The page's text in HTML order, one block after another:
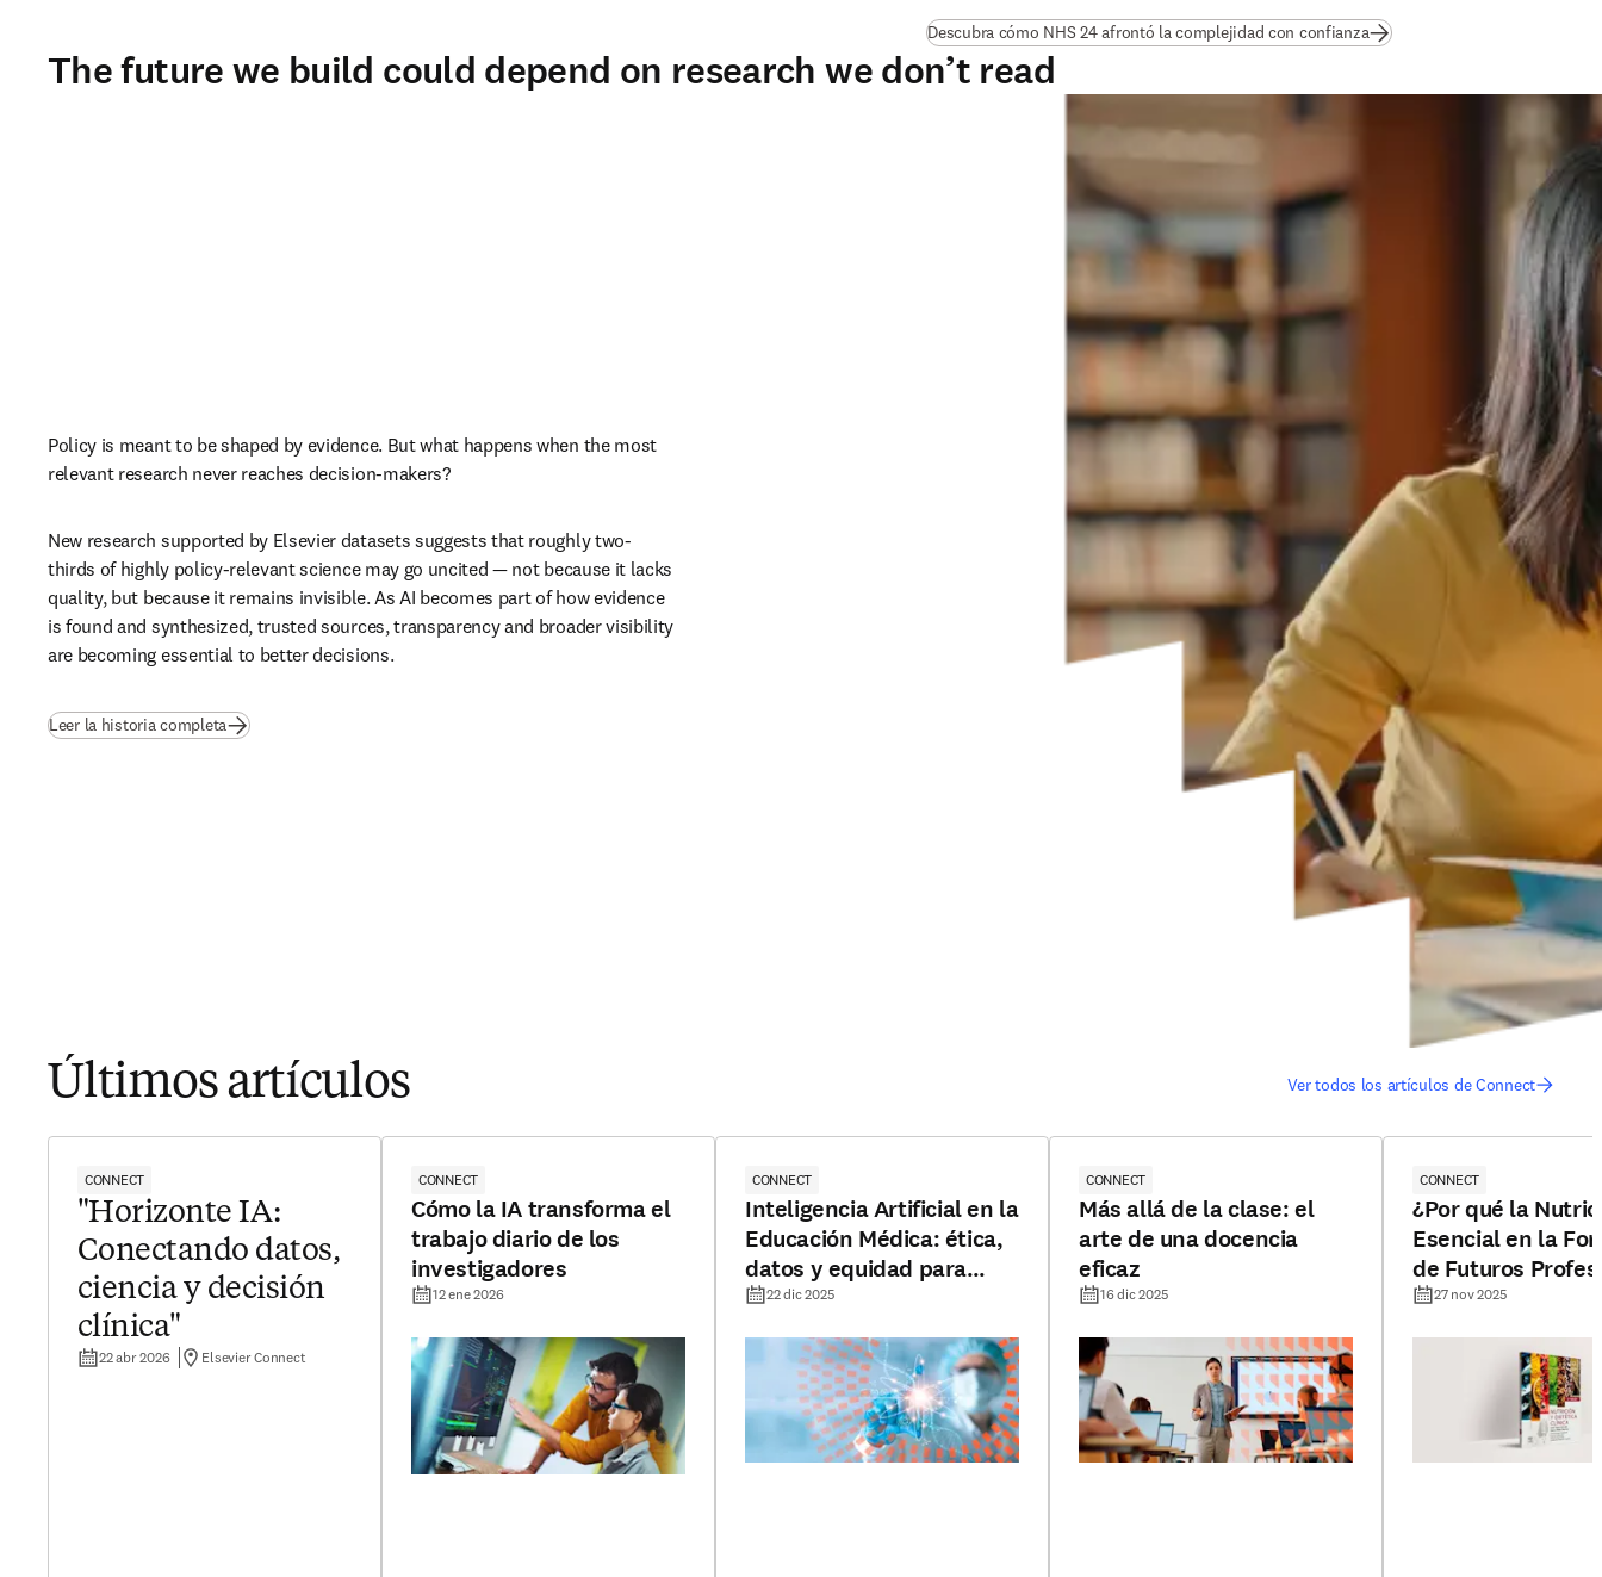
Descubra cómo NHS 24 afrontó la complejidad con confianza(se abre en una nueva pestaña/
The future we build could depend on research we don’t read
Policy is meant to be shaped by evidence. But what happens when the most
relevant research never reaches decision-makers?
New research supported by Elsevier datasets suggests that roughly two-
thirds of highly policy-relevant science may go uncited — not because it lacks
quality, but because it remains invisible. As AI becomes part of how evidence
is found and synthesized, trusted sources, transparency and broader visibility
are becoming essential to better decisions.
Leer la historia completa(se abre en una nueva pestaña/ventana
Últimos artículos Ver todos los artículos de Connect
CONNECT
"Horizonte IA:
Conectando datos,
ciencia y decisión
clínica"
22 abr 2026 Elsevier Connect
CONNECT
Cómo la IA transforma el
trabajo diario de los
investigadores
12 ene 2026
CONNECT
Inteligencia Artificial en la
Educación Médica: ética,
datos y equidad para
docentes y estudiantes
22 dic 2025
CONNECT
Más allá de la clase: el
arte de una docencia
eficaz
16 dic 2025
CONNECT
¿Por qué la
Esencial en la
de Futuros
27 nov 2025